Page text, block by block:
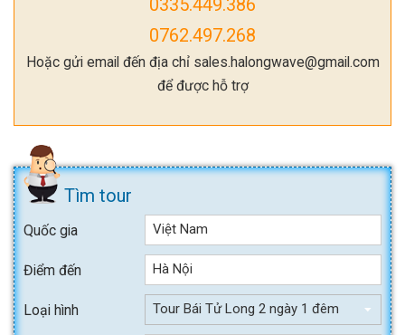
0335.449.386
0762.497.268
Hoặc gửi email đến địa chỉ sales.halongwave@gmail.com
để được hỗ trợ
Tìm tour
Quốc gia Việt Nam
Điểm đến Hà Nội
Loại hình Tour Bái Tử Long 2 ngày 1 đêm